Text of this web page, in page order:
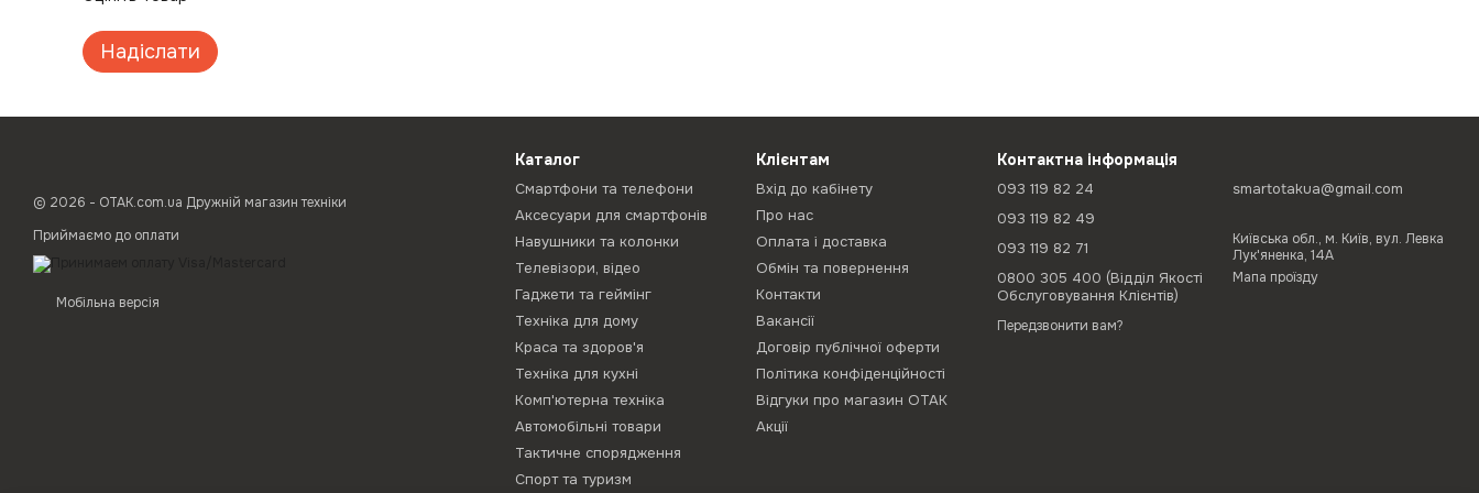
Надіслати
© 2026 - ОТАК.com.ua Дружній магазин техніки
Приймаємо до оплати
Мобільна версія
Каталог
Смартфони та телефони
Аксесуари для смартфонів
Навушники та колонки
Телевізори, відео
Гаджети та геймінг
Техніка для дому
Краса та здоров'я
Техніка для кухні
Комп'ютерна техніка
Автомобільні товари
Тактичне спорядження
Спорт та туризм
Клієнтам
Вхід до кабінету
Про нас
Оплата і доставка
Обмін та повернення
Контакти
Вакансії
Договір публічної оферти
Політика конфіденційності
Відгуки про магазин ОТАК
Акції
Контактна інформація
093 119 82 24
093 119 82 49
093 119 82 71
0800 305 400 (Відділ Якості
Обслуговування Клієнтів)
Передзвонити вам?
smartotakua@gmail.com
Київська обл., м. Київ, вул. Левка
Лук'яненка, 14А
Мапа проїзду